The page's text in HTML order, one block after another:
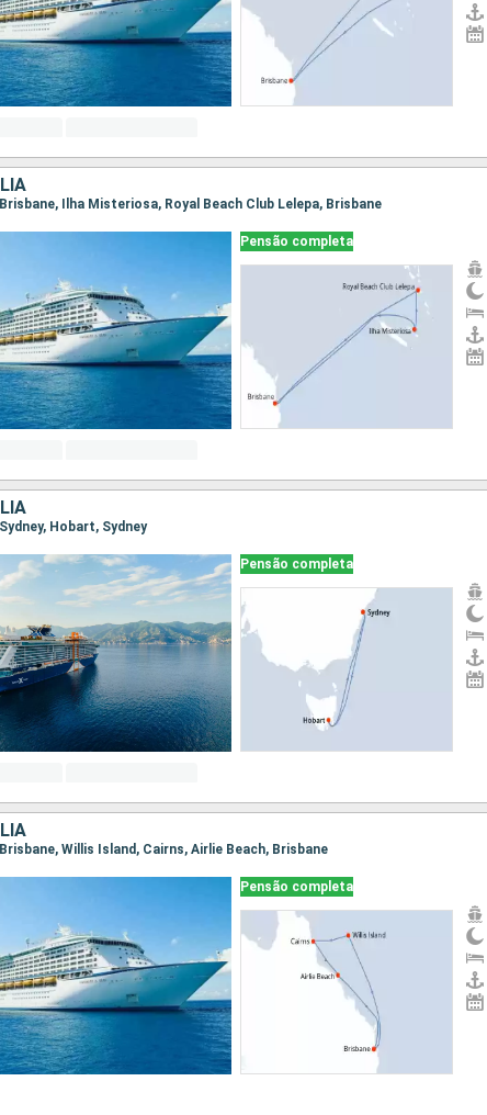
Ilha Misteriosa, Royal Beach Club Lelepa, Brisbane
Pensão completa
Hobart, Sydney
Pensão completa
Willis Island, Cairns, Airlie Beach, Brisbane
Pensão completa